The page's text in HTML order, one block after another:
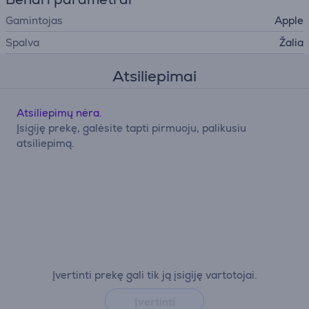
Gamintojas
Apple
Spalva
Žalia
Atsiliepimai
Įvertinti prekę gali tik ją įsigiję vartotojai.
Atsiliepimų nėra.
Įsigiję prekę, galėsite tapti pirmuoju, palikusiu
atsiliepimą.